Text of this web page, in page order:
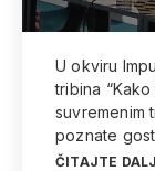
U okviru
tribina
suvremenim
poznate
ČITAJTE